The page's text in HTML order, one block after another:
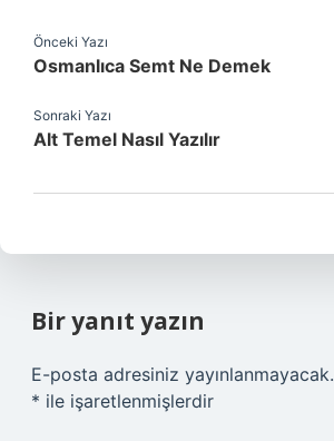
Önceki Yazı
Osmanlıca Semt Ne Demek
Sonraki Yazı
Alt Temel Nasıl Yazılır
Bir yanıt yazın
E-posta adresiniz yayınlanmayacak.
* ile işaretlenmişlerdir